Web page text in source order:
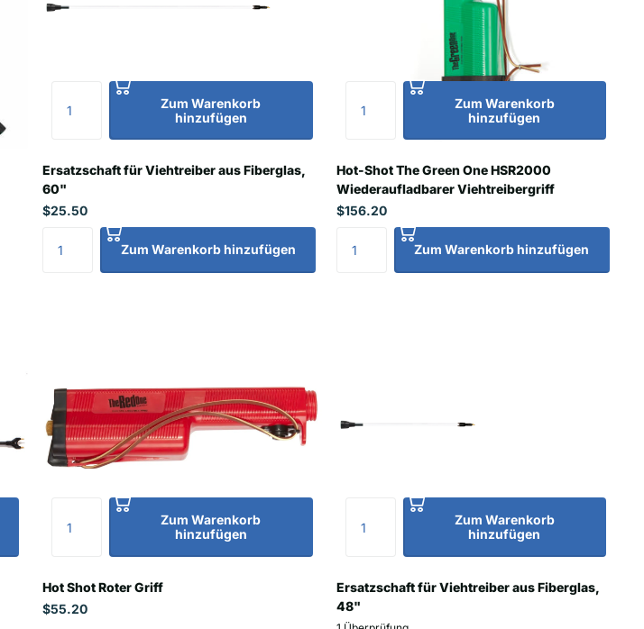
Zum Warenkorb
hinzufügen
Ersatzschaft für Viehtreiber aus Fiberglas,
60"
$25.50
Zum Warenkorb hinzufügen
Zum Warenkorb
hinzufügen
Hot-Shot The Green One HSR2000
Wiederaufladbarer Viehtreibergriff
$156.20
Zum Warenkorb hinzufügen
Zum Warenkorb
hinzufügen
Hot Shot Roter Griff
$55.20
Zum Warenkorb
hinzufügen
Ersatzschaft für Viehtreiber aus Fiberglas,
48"